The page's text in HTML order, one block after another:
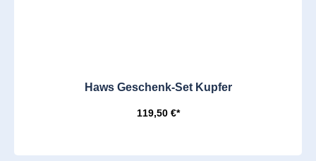
Haws Geschenk-Set Kupfer
119,50 €*